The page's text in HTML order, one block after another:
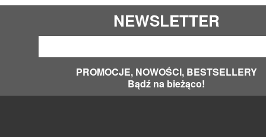
NEWSLETTER
PROMOCJE, NOWOŚCI, BESTSELLERY
Bądź na bieżąco!